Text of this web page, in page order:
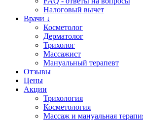
Налоговый вычет
Врачи ↓
Косметолог
Дерматолог
Трихолог
Массажист
Мануальный терапевт
Отзывы
Цены
Акции
Трихология
Косметология
Массаж и мануальная